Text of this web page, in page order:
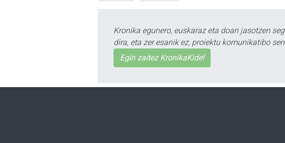
Kronika egunero, euskaraz eta doan jasotzen
dira, eta zer esanik ez, proiektu komunikatibo
Egin zaitez KronikaKide!